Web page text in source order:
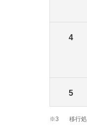
4
5
※3
移行